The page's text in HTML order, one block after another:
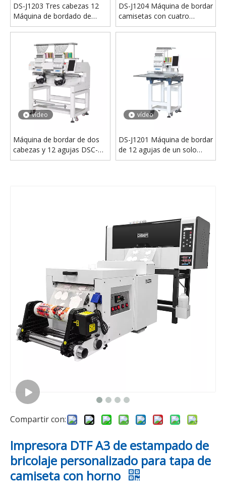
vídeo vídeo
DS-MC760DW A1 Digital DTF Impresora 60 cm PET PET Película 2 o 4 cabezas 70 cm Máquina DTF
vídeo
Impresora DTF I1600 dual DS-YD de 30 cm | Máquina de impresión de camisetas con película PET A3
DS-J1203 Tres cabezas 12
Máquina de bordado de
agujas
DS-J1204 Máquina de bordar
camisetas con cuatro
cabezas y 12 agujas
vídeo
Máquina de bordar de dos
cabezas y 12 agujas DSC-
J1202
vídeo
DS-J1201 Máquina de bordar
de 12 agujas de un solo
cabezal a la venta
Compartir con:
Impresora DTF A3 de estampado de
bricolaje personalizado para tapa de
camiseta con horno